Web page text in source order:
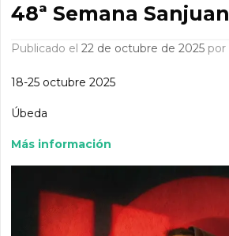
48ª Semana
Publicado el22 de octubre de 2025 por
18-25 octubre 2025
Úbeda
Más información